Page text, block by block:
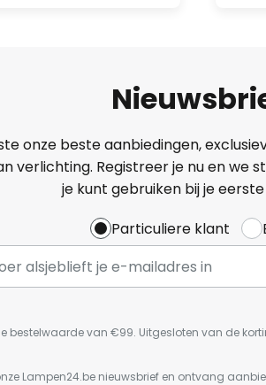
onze beste aanbiedingen,
verlichting. Registreer je nu en we
je kunt gebruiken bij je
Particuliere klant
bestelwaarde van €99. Uitgesloten van de
Lampen24.be nieuwsbrief en ontvang